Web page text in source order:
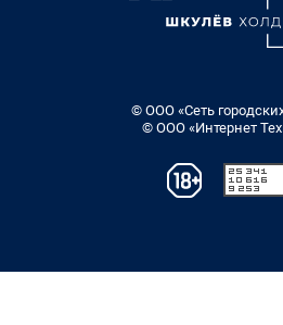
© ООО «Сеть
© ООО «Интернет